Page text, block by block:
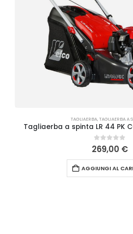
TAGLIAERBA,TAGLIAERBA A
Tagliaerba a spinta LR 44 PK
0Su 5
269,00 €
AGGIUNGI AL